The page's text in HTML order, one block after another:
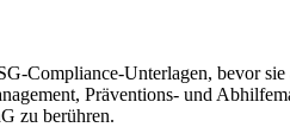
Compliance-Unterlagen, bevor
Präventions- und
zu berühren.